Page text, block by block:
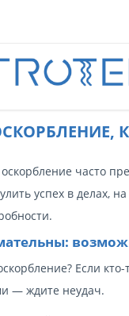
часто
успех в делах,
Если
— ждите неудач.